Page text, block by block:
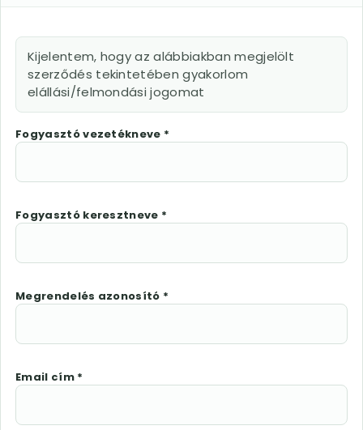
Kijelentem, hogy az alábbiakban megjelölt
szerződés tekintetében gyakorlom
elállási/felmondási jogomat
Fogyasztó vezetékneve *
Fogyasztó keresztneve *
Megrendelés azonosító *
Email cím *